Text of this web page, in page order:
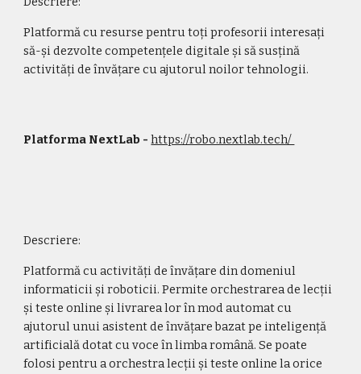
Platformă cu resurse pentru toți profesorii interesați
să-și dezvolte competențele digitale și să susțină
activități de învățare cu ajutorul noilor tehnologii.
Platforma NextLab - https://robo.nextlab.tech/
Descriere:
Platformă cu activități de învățare din domeniul
informaticii și roboticii. Permite orchestrarea de lecții
și teste online și livrarea lor în mod automat cu
ajutorul unui asistent de învățare bazat pe inteligență
artificială dotat cu voce în limba română. Se poate
folosi pentru a orchestra lecții și teste online la orice